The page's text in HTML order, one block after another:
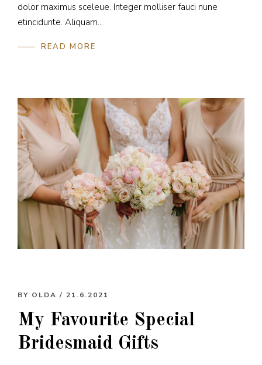
dolor maximus sceleue. Integer molliser fauci nune
etincidunte. Aliquam...
READ MORE
BY OLDA / 21.6.2021
My Favourite Special
Bridesmaid Gifts